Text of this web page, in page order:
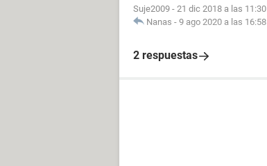
Suje2009 - 21 dic 2018 a las 11:30
Nanas - 9 ago 2020 a las 16:58
2 respuestas